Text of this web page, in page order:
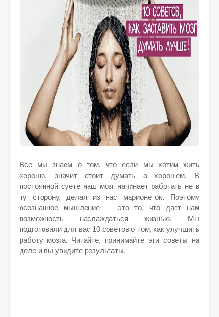
Все мы знаем о том, что если мы хотим жить
хорошо, значит стоит думать о хорошем. В
постоянной суете наш мозг начинает работать не в
ту сторону, делая из нас марионеток. Поэтому
осознанное мышление — это то, что дает нам
возможность наслаждаться жизнью. Мы
подготовили для вас 10 советов о том, как улучшить
работу мозга. Читайте, принимайте эти советы на
деле и вы увидите результаты.